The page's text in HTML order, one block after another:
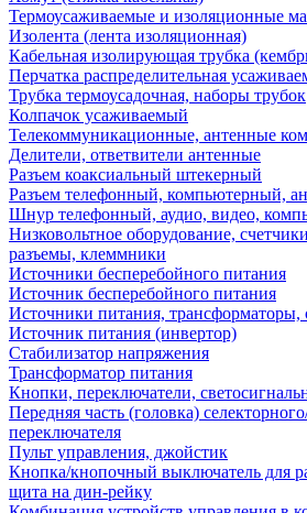
Термоусаживаемые и изоляционные
Изолента (лента изоляционная)
Кабельная изолирующая трубка
Перчатка распределительная
Трубка термоусадочная, наборы трубок
Колпачок усаживаемый
Телекоммуникационные, антенные
Делители, ответвители антенные
Разъем коаксиальный штекерный
Разъем телефонный, компьютерный,
Шнур телефонный, аудио, видео,
Низковольтное оборудование,
разъемы, клеммники
Источники бесперебойного питания
Источник бесперебойного питания
Источники питания, трансформаторы,
Источник питания (инвертор)
Стабилизатор напряжения
Трансформатор питания
Кнопки, переключатели,
Передняя часть (головка)
переключателя
Пульт управления, джойстик
Кнопка/кнопочный выключатель для
щита на дин-рейку